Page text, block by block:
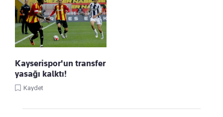
Kayserispor'un transfer
yasağı kalktı!
Kaydet